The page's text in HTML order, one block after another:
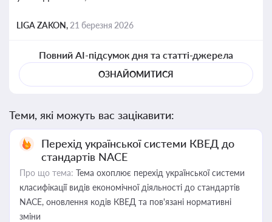
LIGA ZAKON, 21 березня 2026
Повний AI-підсумок дня та статті-джерела
ОЗНАЙОМИТИСЯ
Теми, які можуть вас зацікавити:
Перехід української системи КВЕД до
стандартів NACE
Про що тема: Тема охоплює перехід української системи
класифікації видів економічної діяльності до стандартів
NACE, оновлення кодів КВЕД та пов'язані нормативні
зміни